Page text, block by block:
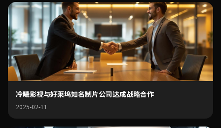
冷曦影视与好莱坞知名制片公司达成战略合作
2025-02-11